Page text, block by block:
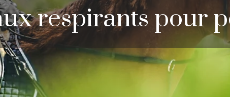
respirants pour